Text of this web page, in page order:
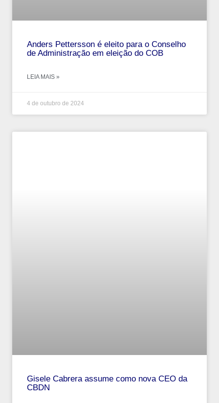
Anders Pettersson é eleito para o Conselho
de Administração em eleição do COB
LEIA MAIS »
4 de outubro de 2024
Gisele Cabrera assume como nova CEO da
CBDN